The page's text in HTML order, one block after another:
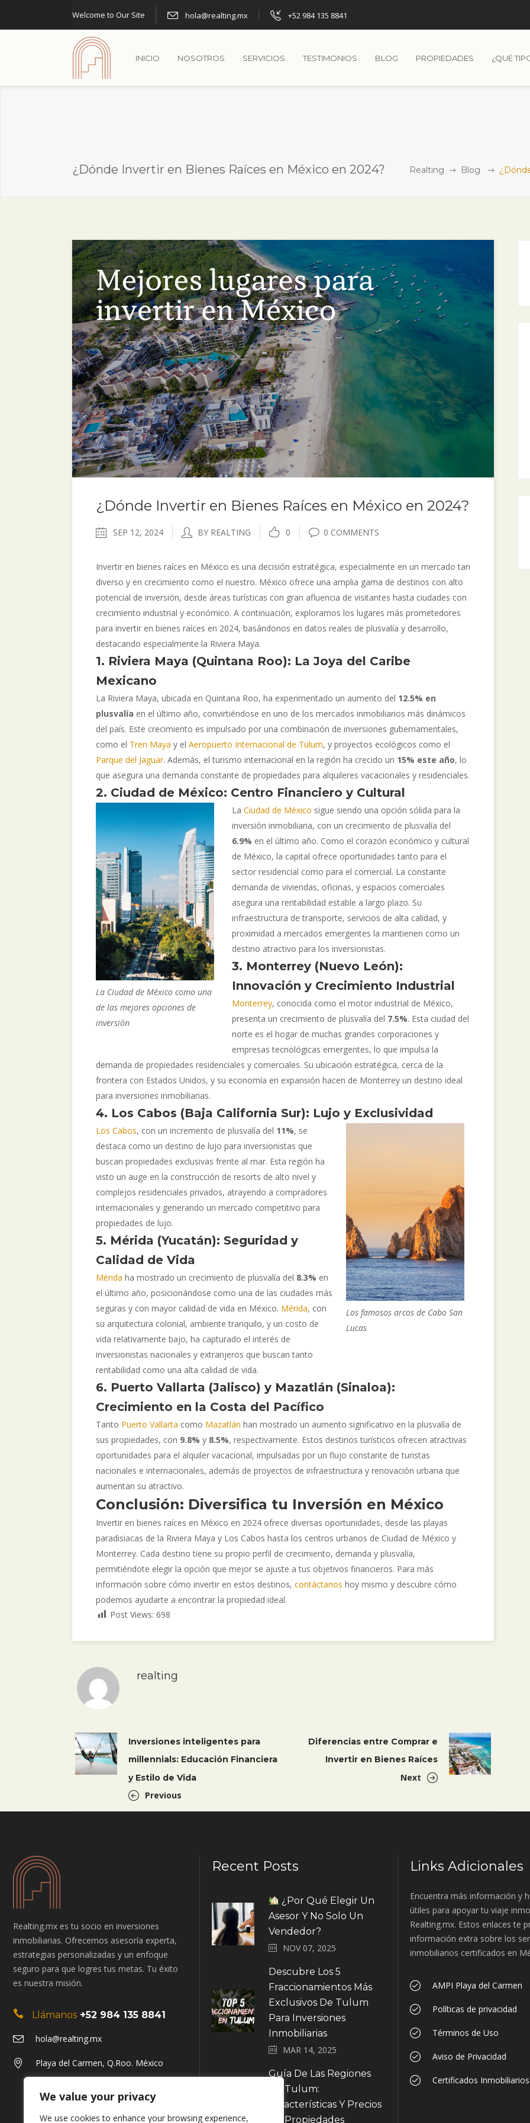
We value your privacy
We use cookies to enhance your browsing experience,
Welcome to Our Site hola@realting.mx +52 984 135 8841
INICIO NOSOTROS SERVICIOS TESTIMONIOS BLOG PROPIEDADES ¿QUÉ
¿Dónde Invertir en Bienes Raíces en México en 2024? Realting Blog
¿Dónde Invertir en Bienes Raíces en México en 2024?
SEP 12, 2024 BY REALTING 0 0 COMMENTS
Invertir en bienes raíces en México es una decisión estratégica, especialmente en un mercado tan
diverso y en crecimiento como el nuestro. México ofrece una amplia gama de destinos con alto
potencial de inversión, desde áreas turísticas con gran afluencia de visitantes hasta ciudades con
crecimiento industrial y económico. A continuación, exploramos los lugares más prometedores
para invertir en bienes raíces en 2024, basándonos en datos reales de plusvalía y desarrollo,
destacando especialmente la Riviera Maya.
1. Riviera Maya (Quintana Roo): La Joya del Caribe
Mexicano
La Riviera Maya, ubicada en Quintana Roo, ha experimentado un aumento del 12.5% en
plusvalía en el último año, convirtiéndose en uno de los mercados inmobiliarios más dinámicos
del país. Este crecimiento es impulsado por una combinación de inversiones gubernamentales,
como el Tren Maya y el Aeropuerto Internacional de Tulum, y proyectos ecológicos como el
Parque del Jaguar. Además, el turismo internacional en la región ha crecido un 15% este año, lo
que asegura una demanda constante de propiedades para alquileres vacacionales y residenciales.
2. Ciudad de México: Centro Financiero y Cultural
La Ciudad de México como una
de las mejores opciones de
inversión
La Ciudad de México sigue siendo una opción sólida para la
inversión inmobiliaria, con un crecimiento de plusvalía del
6.9% en el último año. Como el corazón económico y cultural
de México, la capital ofrece oportunidades tanto para el
sector residencial como para el comercial. La constante
demanda de viviendas, oficinas, y espacios comerciales
asegura una rentabilidad estable a largo plazo. Su
infraestructura de transporte, servicios de alta calidad, y
proximidad a mercados emergentes la mantienen como un
destino atractivo para los inversionistas.
3. Monterrey (Nuevo León):
Innovación y Crecimiento Industrial
Monterrey, conocida como el motor industrial de México,
presenta un crecimiento de plusvalía del 7.5%. Esta ciudad del
norte es el hogar de muchas grandes corporaciones y
empresas tecnológicas emergentes, lo que impulsa la
demanda de propiedades residenciales y comerciales. Su ubicación estratégica, cerca de la
frontera con Estados Unidos, y su economía en expansión hacen de Monterrey un destino ideal
para inversiones inmobiliarias.
4. Los Cabos (Baja California Sur): Lujo y Exclusividad
Los famosos arcos de Cabo San
Lucas
Los Cabos, con un incremento de plusvalía del 11%, se
destaca como un destino de lujo para inversionistas que
buscan propiedades exclusivas frente al mar. Esta región ha
visto un auge en la construcción de resorts de alto nivel y
complejos residenciales privados, atrayendo a compradores
internacionales y generando un mercado competitivo para
propiedades de lujo.
5. Mérida (Yucatán): Seguridad y
Calidad de Vida
Mérida ha mostrado un crecimiento de plusvalía del 8.3% en
el último año, posicionándose como una de las ciudades más
seguras y con mayor calidad de vida en México. Mérida, con
su arquitectura colonial, ambiente tranquilo, y un costo de
vida relativamente bajo, ha capturado el interés de
inversionistas nacionales y extranjeros que buscan tanto
rentabilidad como una alta calidad de vida.
6. Puerto Vallarta (Jalisco) y Mazatlán (Sinaloa):
Crecimiento en la Costa del Pacífico
Tanto Puerto Vallarta como Mazatlán han mostrado un aumento significativo en la plusvalía de
sus propiedades, con 9.8% y 8.5%, respectivamente. Estos destinos turísticos ofrecen atractivas
oportunidades para el alquiler vacacional, impulsadas por un flujo constante de turistas
nacionales e internacionales, además de proyectos de infraestructura y renovación urbana que
aumentan su atractivo.
Conclusión: Diversifica tu Inversión en México
Invertir en bienes raíces en México en 2024 ofrece diversas oportunidades, desde las playas
paradisiacas de la Riviera Maya y Los Cabos hasta los centros urbanos de Ciudad de México y
Monterrey. Cada destino tiene su propio perfil de crecimiento, demanda y plusvalía,
permitiéndote elegir la opción que mejor se ajuste a tus objetivos financieros. Para más
información sobre cómo invertir en estos destinos, contáctanos hoy mismo y descubre cómo
podemos ayudarte a encontrar la propiedad ideal.
Post Views: 698
realting
Inversiones inteligentes para
millennials: Educación Financiera
y Estilo de Vida
Previous
Diferencias entre Comprar e
Invertir en Bienes Raíces
Next
Realting.mx es tu socio en inversiones
inmobiliarias. Ofrecemos asesoría experta,
estrategias personalizadas y un enfoque
seguro para que logres tus metas. Tu éxito
es nuestra misión.
Llámanos +52 984 135 8841
hola@realting.mx
Playa del Carmen, Q.Roo. México
Recent Posts
¿Por Qué Elegir Un
Asesor Y No Solo Un
Vendedor?
NOV 07, 2025
Descubre Los 5
Fraccionamientos Más
Exclusivos De Tulum
Para Inversiones
Inmobiliarias
MAR 14, 2025
Guía De Las Regiones
De Tulum:
Características Y Precios
De Propiedades
Links Adicionales
Encuentra más información y
útiles para apoyar tu viaje
Realting.mx. Estos enlaces te
información extra sobre los
inmobiliarios certificados en
AMPI Playa del Carmen
Políticas de privacidad
Términos de Uso
Aviso de Privacidad
Certificados